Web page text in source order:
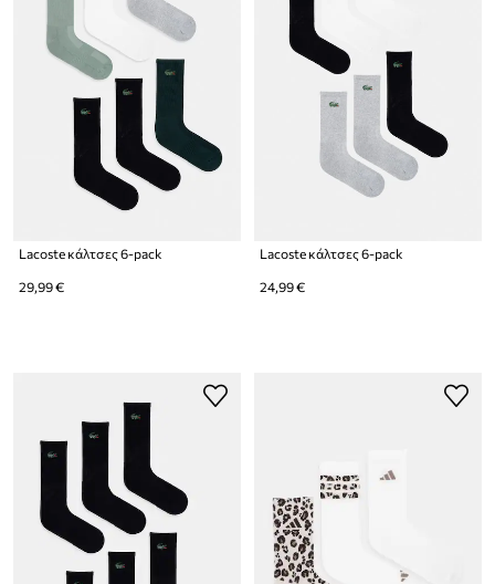
Lacoste κάλτσες 6-pack
29,99 €
Lacoste κάλτσες 6-pack
24,99 €